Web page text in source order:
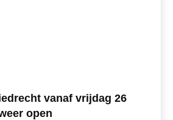
vanaf vrijdag 26
open